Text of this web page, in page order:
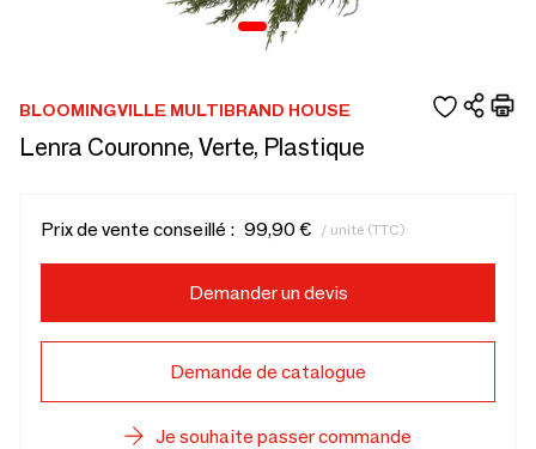
BLOOMINGVILLE MULTIBRAND HOUSE
Lenra Couronne, Verte, Plastique
Prix de vente conseillé : 99,90 € / unité (TTC)
Demander un devis
Demande de catalogue
Je souhaite passer commande